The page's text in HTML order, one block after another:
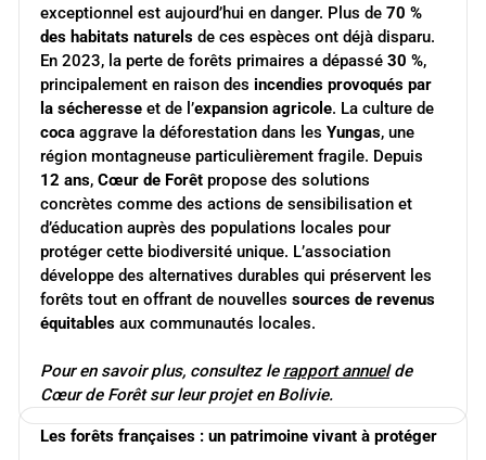
exceptionnel est aujourd’hui en danger. Plus de 70 %
des habitats naturelsde ces espèces ont déjà disparu.
En 2023, la perte de forêts primaires a dépassé 30 %,
principalement en raison des incendies provoqués par
la sécheresseet de l’expansion agricole. La culture de
cocaaggrave la déforestation dans les Yungas, une
région montagneuse particulièrement fragile. Depuis
12 ans, Cœur de Forêtpropose des solutions
concrètes comme des actions de sensibilisation et
d’éducation auprès des populations locales pour
protéger cette biodiversité unique. L’association
développe des alternatives durables qui préservent les
forêts tout en offrant de nouvelles sources de revenus
équitablesaux communautés locales.
Pour en savoir plus, consultez le rapport annuel de
Cœur de Forêt sur leur projet en Bolivie.
Les forêts françaises : un patrimoine vivant à protéger